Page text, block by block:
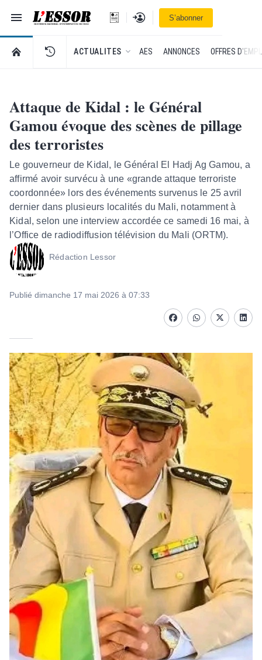
Navigation
L'Essor - retour à la une
Se connecterS’abonner
RETOUR À LA PAGE D’ACCUEIL DE L'ESSOR
ACTUALITES AES ANNONCES OFFRES
Attaque de Kidal : le Général
Gamou évoque des scènes de pillage
des terroristes
Le gouverneur de Kidal, le Général El Hadj Ag Gamou, a
affirmé avoir survécu à une «grande attaque terroriste
coordonnée» lors des événements survenus le 25 avril
dernier dans plusieurs localités du Mali, notamment à
Kidal, selon une interview accordée ce samedi 16 mai, à
l’Office de radiodiffusion télévision du Mali (ORTM).
Rédaction Lessor
Publié dimanche 17 mai 2026 à 07:33
FacebookwhatsappTwitter